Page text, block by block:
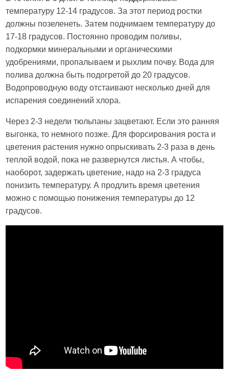
температуру 12-14 градусов. За этот период ростки
должны позеленеть. Затем поднимаем температуру до
17-18 градусов. Постоянно проводим поливы,
подкормки минеральными и органическими
удобрениями, пропалываем и рыхлим почву. Вода для
полива должна быть подогретой до 20 градусов.
Водопроводную воду отстаивают несколько дней для
испарения соединений хлора.
Через 2-3 недели тюльпаны зацветают. Если это ранняя
выгонка, то немного позже. Для форсирования роста и
цветения растения нужно опрыскивать 2-3 раза в день
теплой водой, пока не развернутся листья. А чтобы,
наоборот, задержать цветение, надо на 2-3 градуса
понизить температуру. А продлить время цветения
можно с помощью понижения температуры до 12
градусов.